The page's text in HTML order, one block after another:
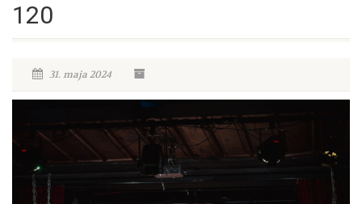
120
31. maja 2024